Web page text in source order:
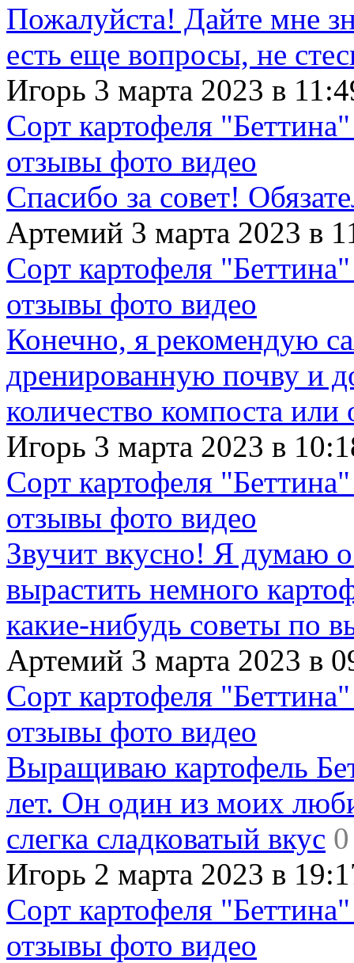
Пожалуйста! Дайте мне
есть еще вопросы, не
Игорь 3 марта 2023 в
Сорт картофеля
отзывы фото видео
Спасибо за совет!
Артемий 3 марта 2023 в
Сорт картофеля
отзывы фото видео
Конечно, я рекомендую
дренированную почву и
количество компоста
Игорь 3 марта 2023 в
Сорт картофеля
отзывы фото видео
Звучит вкусно! Я думаю
вырастить немного
какие-нибудь советы по
Артемий 3 марта 2023 в
Сорт картофеля
отзывы фото видео
Выращиваю картофель
лет. Он один из моих
слегка сладковатый вкус 0
Игорь 2 марта 2023 в
Сорт картофеля
отзывы фото видео